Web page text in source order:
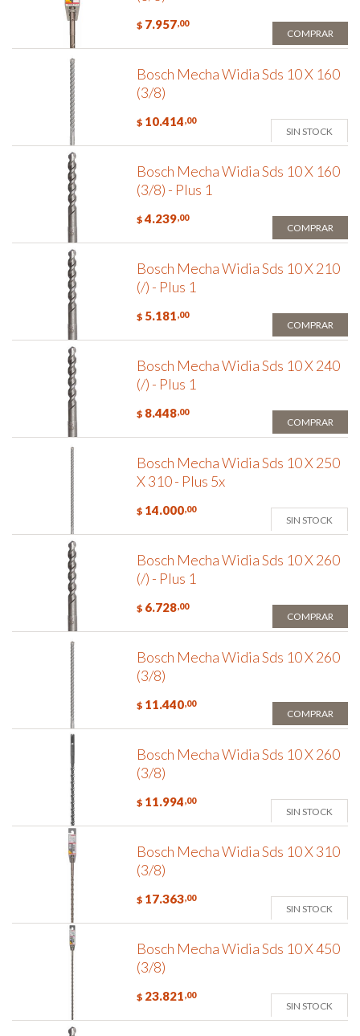
$ 7.957,00
COMPRAR
Bosch Mecha Widia Sds 10 X 160
(3/8)
$ 10.414,00
SIN STOCK
Bosch Mecha Widia Sds 10 X 160
(3/8) - Plus 1
$ 4.239,00
COMPRAR
Bosch Mecha Widia Sds 10 X 210
(/) - Plus 1
$ 5.181,00
COMPRAR
Bosch Mecha Widia Sds 10 X 240
(/) - Plus 1
$ 8.448,00
COMPRAR
Bosch Mecha Widia Sds 10 X 250
X 310 - Plus 5x
$ 14.000,00
SIN STOCK
Bosch Mecha Widia Sds 10 X 260
(/) - Plus 1
$ 6.728,00
COMPRAR
Bosch Mecha Widia Sds 10 X 260
(3/8)
$ 11.440,00
COMPRAR
Bosch Mecha Widia Sds 10 X 260
(3/8)
$ 11.994,00
SIN STOCK
Bosch Mecha Widia Sds 10 X 310
(3/8)
$ 17.363,00
SIN STOCK
Bosch Mecha Widia Sds 10 X 450
(3/8)
$ 23.821,00
SIN STOCK